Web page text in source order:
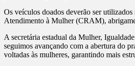
Os veículos doados deverão ser
Atendimento à Mulher (CRAM),
A secretária estadual da Mulher,
seguimos avançando com a abertura do
voltadas às mulheres, garantindo mais